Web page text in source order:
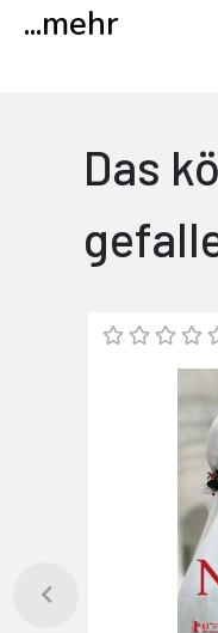
...mehr
Das